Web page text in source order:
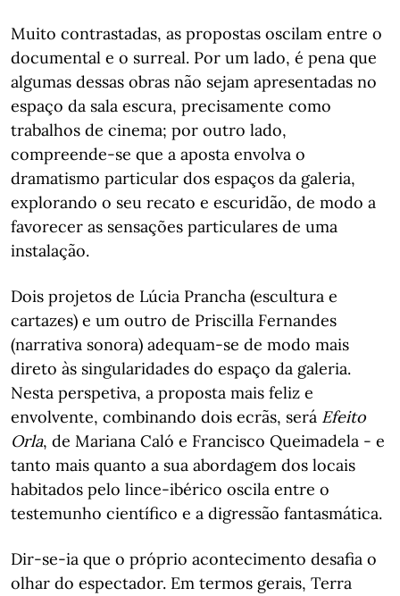
Muito contrastadas, as propostas oscilam entre o
documental e o surreal. Por um lado, é pena que
algumas dessas obras não sejam apresentadas no
espaço da sala escura, precisamente como
trabalhos de cinema; por outro lado,
compreende-se que a aposta envolva o
dramatismo particular dos espaços da galeria,
explorando o seu recato e escuridão, de modo a
favorecer as sensações particulares de uma
instalação.
Dois projetos de Lúcia Prancha (escultura e
cartazes) e um outro de Priscilla Fernandes
(narrativa sonora) adequam-se de modo mais
direto às singularidades do espaço da galeria.
Nesta perspetiva, a proposta mais feliz e
envolvente, combinando dois ecrãs, será Efeito
Orla, de Mariana Caló e Francisco Queimadela - e
tanto mais quanto a sua abordagem dos locais
habitados pelo lince-ibérico oscila entre o
testemunho científico e a digressão fantasmática.
Dir-se-ia que o próprio acontecimento desafia o
olhar do espectador. Em termos gerais, Terra